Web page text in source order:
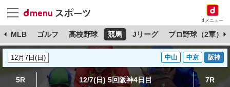
dメニュー
MLB ゴルフ 高校野球 競馬 Jリーグ プロ野球（2軍）
中山 中京 阪神
5R 12/7(日) 5回阪神4日目 7R